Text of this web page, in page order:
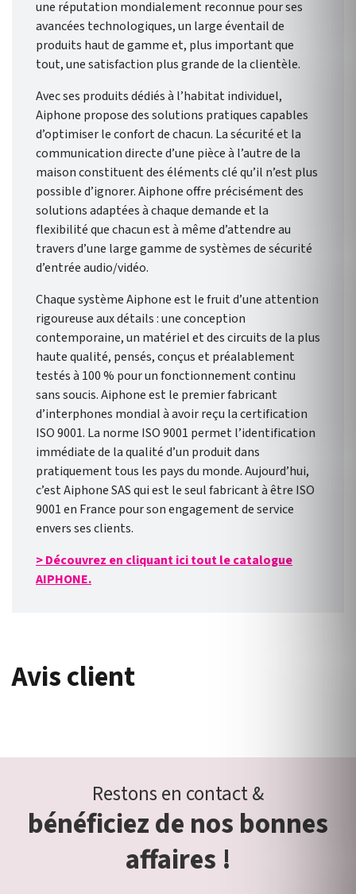
une réputation mondialement reconnue pour ses
avancées technologiques, un large éventail de
produits haut de gamme et, plus important que
tout, une satisfaction plus grande de la clientèle.
Avec ses produits dédiés à l’habitat individuel,
Aiphone propose des solutions pratiques capables
d’optimiser le confort de chacun. La sécurité et la
communication directe d’une pièce à l’autre de la
maison constituent des éléments clé qu’il n’est plus
possible d’ignorer. Aiphone offre précisément des
solutions adaptées à chaque demande et la
flexibilité que chacun est à même d’attendre au
travers d’une large gamme de systèmes de sécurité
d’entrée audio/vidéo.
Chaque système Aiphone est le fruit d’une attention
rigoureuse aux détails : une conception
contemporaine, un matériel et des circuits de la plus
haute qualité, pensés, conçus et préalablement
testés à 100 % pour un fonctionnement continu
sans soucis. Aiphone est le premier fabricant
d’interphones mondial à avoir reçu la certification
ISO 9001. La norme ISO 9001 permet l’identification
immédiate de la qualité d’un produit dans
pratiquement tous les pays du monde. Aujourd’hui,
c’est Aiphone SAS qui est le seul fabricant à être ISO
9001 en France pour son engagement de service
envers ses clients.
> Découvrez en cliquant ici tout le catalogue
AIPHONE.
Avis client
Restons en contact &
bénéficiez de nos bonnes
affaires !